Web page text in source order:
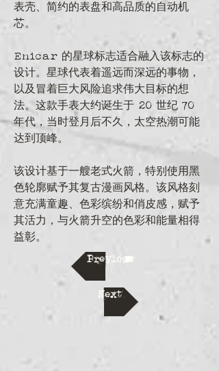
表壳、简约的表盘和高品质的自动机
芯。
Enicar 的星球标志适合融入该标志的
设计。星球代表着遥远而深远的事物，
以及冒着巨大风险追求伟大目标的想
法。这款手表大约诞生于 20 世纪 70
年代，当时登月后不久，太空热潮可能
达到顶峰。
该设计基于一艘老式火箭，特别使用黑
色轮廓赋予其复古漫画风格。该风格刻
意充满童趣、色彩缤纷和俏皮感，赋予
其活力，与火箭升空的色彩和能量相得
益彰。
Previous
Next